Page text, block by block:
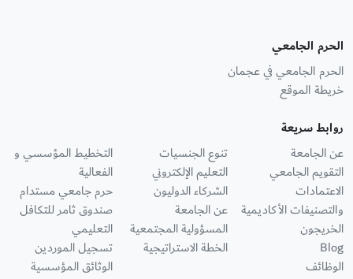
الحرم الجامعي
الحرم الجامعي في عجمان
خريطة الموقع
روابط سريعة
عن الجامعة
التقويم الجامعي
الاعتمادات
والتصنيفات الأكاديمية
الخريجون
Blog
الوظائف
تنوع الجنسيات
التعليم الإلكتروني
الشركاء الدوليون
عن الجامعة
المسؤولية المجتمعية
الخطة الاستراتيجية
التخطيط المؤسسي و
الفعالية
حرم جامعي مستدام
صندوق ثامر للتكافل
التعليمي
تسجيل الموردين
الوثائق المؤسسية